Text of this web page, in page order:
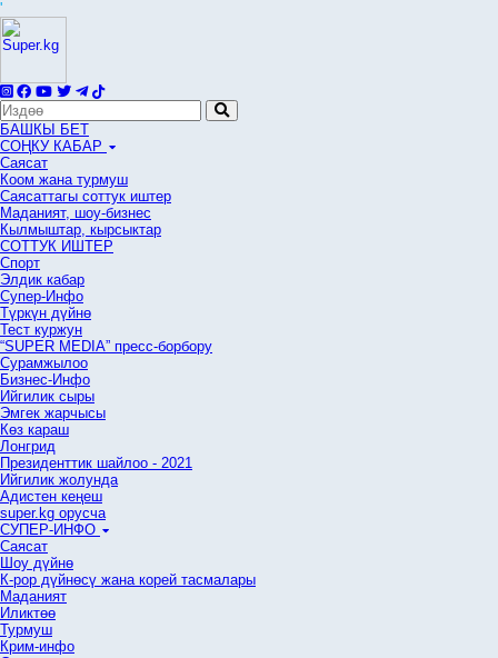
'
БАШКЫ БЕТ
СОҢКУ КАБАР
Саясат
Коом жана турмуш
Саясаттагы соттук иштер
Маданият, шоу-бизнес
Кылмыштар, кырсыктар
СОТТУК ИШТЕР
Спорт
Элдик кабар
Супер-Инфо
Түркүн дүйнө
Тест куржун
“SUPER MEDIA” пресс-борбору
Сурамжылоо
Бизнес-Инфо
Ийгилик сыры
Эмгек жарчысы
Көз караш
Лонгрид
Президенттик шайлоо - 2021
Ийгилик жолунда
Адистен кеңеш
super.kg орусча
СУПЕР-ИНФО
Саясат
Шоу дүйнө
К-рор дүйнөсү жана корей тасмалары
Маданият
Иликтөө
Турмуш
Крим-инфо